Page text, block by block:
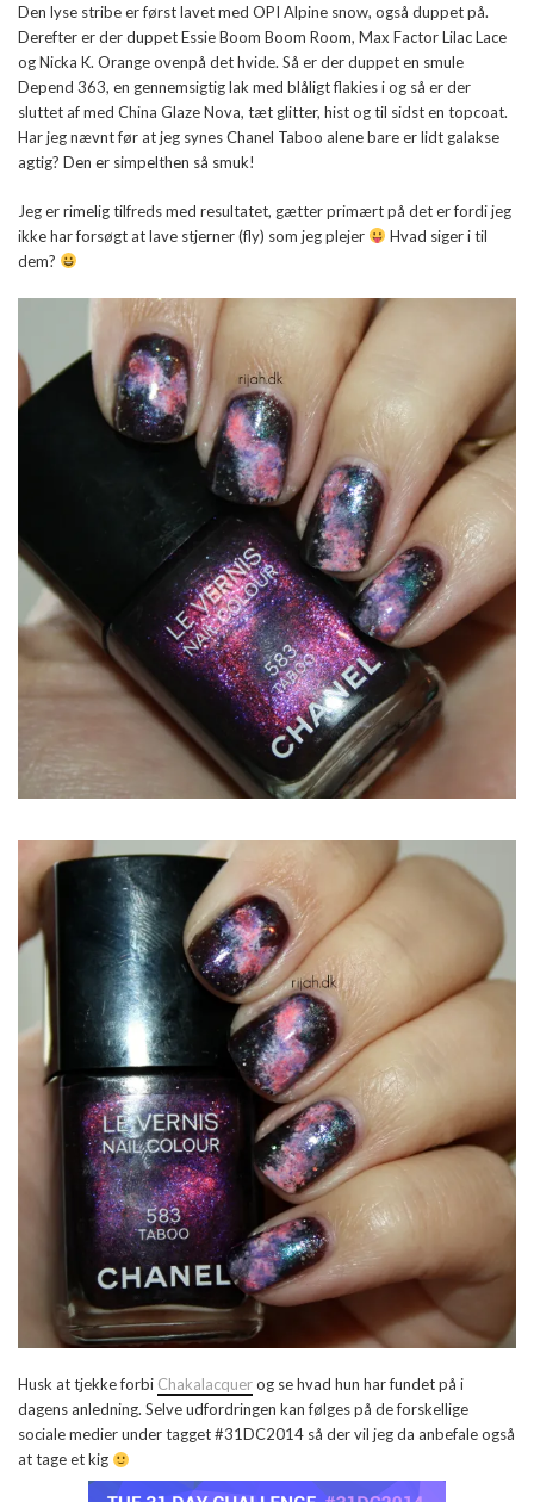
Den lyse stribe er først lavet med OPI Alpine snow, også duppet på.
Derefter er der duppet Essie Boom Boom Room, Max Factor Lilac Lace
og Nicka K. Orange ovenpå det hvide. Så er der duppet en smule
Depend 363, en gennemsigtig lak med blåligt flakies i og så er der
sluttet af med China Glaze Nova, tæt glitter, hist og til sidst en topcoat.
Har jeg nævnt før at jeg synes Chanel Taboo alene bare er lidt galakse
agtig? Den er simpelthen så smuk!
Jeg er rimelig tilfreds med resultatet, gætter primært på det er fordi jeg
ikke har forsøgt at lave stjerner (fly) som jeg plejer
Hvad siger i til
dem?
Husk at tjekke forbi Chakalacquerog se hvad hun har fundet på i
dagens anledning. Selve udfordringen kan følges på de forskellige
sociale medier under tagget #31DC2014 så der vil jeg da anbefale også
at tage et kig